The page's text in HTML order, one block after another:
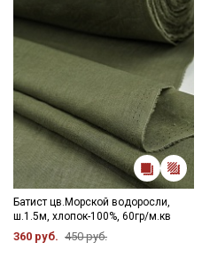
Батист цв.Морской водоросли,
ш.1.5м, хлопок-100%, 60гр/м.кв
360 руб. 450 руб.